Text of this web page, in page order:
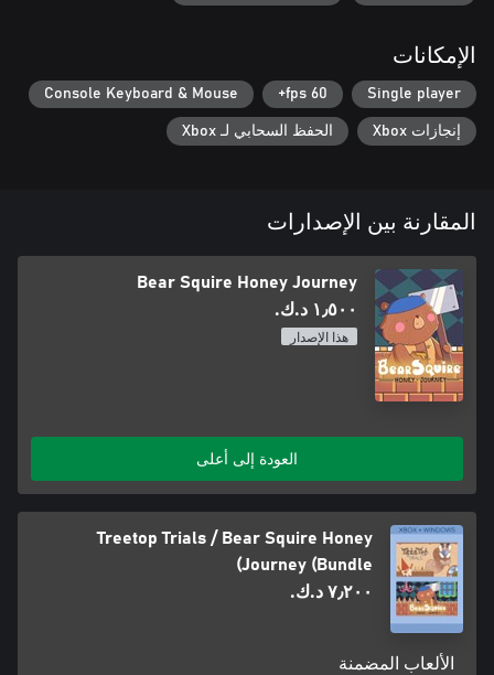
الإمكانات
Single player
60 fps+
Console Keyboard & Mouse
إنجازات Xbox الحفظ السحابي لـ Xbox
المقارنة بين الإصدارات
Bear Squire Honey Journey
١٫٥٠٠ د.ك.‏
هذا الإصدار
العودة إلى أعلى
Treetop Trials / Bear Squire Honey
Journey (Bundle)
٧٫٢٠٠ د.ك.‏
الألعاب المضمنة